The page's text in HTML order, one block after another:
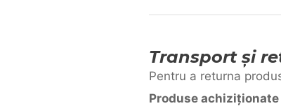
Transport și
Pentru a returna
Produse